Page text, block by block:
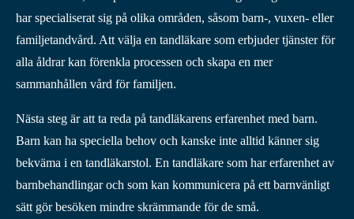
har specialiserat sig på olika områden, såsom barn-, vuxen- eller
familjetandvård. Att välja en tandläkare som erbjuder tjänster för
alla åldrar kan förenkla processen och skapa en mer
sammanhållen vård för familjen.
Nästa steg är att ta reda på tandläkarens erfarenhet med barn.
Barn kan ha speciella behov och kanske inte alltid känner sig
bekväma i en tandläkarstol. En tandläkare som har erfarenhet av
barnbehandlingar och som kan kommunicera på ett barnvänligt
sätt gör besöken mindre skrämmande för de små.